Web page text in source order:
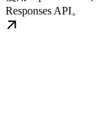
Responses API。